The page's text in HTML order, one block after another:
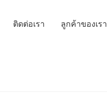
ติดต่อเรา ลูกค้าของเรา